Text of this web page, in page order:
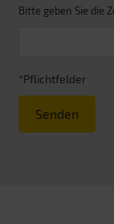
Bitte geben Sie die
*Pflichtfelder
Senden